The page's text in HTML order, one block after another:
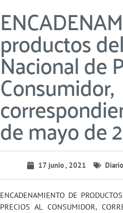
productos
Nacional de
Consumidor,
de mayo de
17 junio , 2021
ENCADENAMIENTO DE
PRECIOS AL CONSUMIDOR,